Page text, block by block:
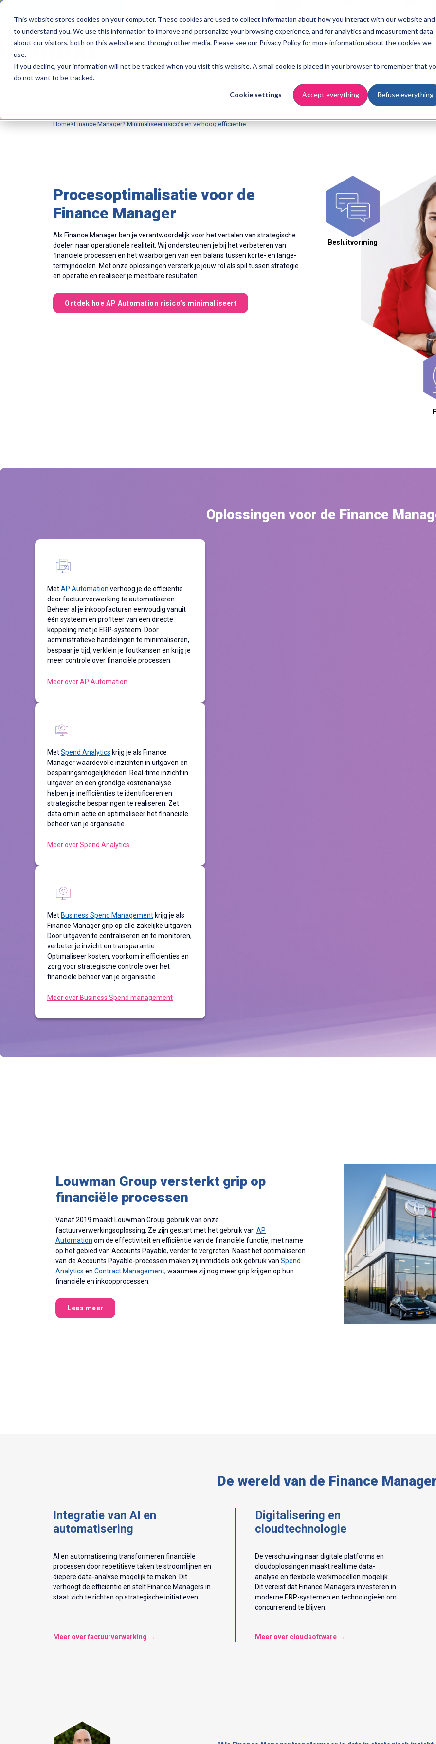
This website stores cookies on your computer. These cookies are used to collect information about how you interact with our website and
to understand you. We use this information to improve and personalize your browsing experience, and for analytics and measurement data
about our visitors, both on this website and through other media. Please see our Privacy Policy for more information about the cookies we
use.
If you decline, your information will not be tracked when you visit this website. A small cookie is placed in your browser to remember that
do not want to be tracked.
Cookie settings Accept everything Refuse everything
Home>Finance Manager? Minimaliseer risico’s en verhoog efficiëntie
Procesoptimalisatie voor de
Finance Manager
Als Finance Manager ben je verantwoordelijk voor het vertalen van strategische
doelen naar operationele realiteit. Wij ondersteunen je bij het verbeteren van
financiële processen en het waarborgen van een balans tussen korte- en lange-
termijndoelen. Met onze oplossingen versterk je jouw rol als spil tussen strategie
en operatie en realiseer je meetbare resultaten.
Ontdek hoe AP Automation risico’s minimaliseert
Besluitvorming
Oplossingen voor de Finance
MetAP Automation verhoog je de efficiëntie
door factuurverwerking te automatiseren.
Beheer al je inkoopfacturen eenvoudig vanuit
één systeem en profiteer van een directe
koppeling met je ERP-systeem. Door
administratieve handelingen te minimaliseren,
bespaar je tijd, verklein je foutkansen en krijg je
meer controle over financiële processen.
Meer over AP Automation
MetSpend Analytics krijg je als Finance
Manager waardevolle inzichten in uitgaven en
besparingsmogelijkheden. Real-time inzicht in
uitgaven en een grondige kostenanalyse
helpen je inefficiënties te identificeren en
strategische besparingen te realiseren. Zet
data om in actie en optimaliseer het financiële
beheer van je organisatie.
Meer over Spend Analytics
Met Business Spend Management krijg je als
Finance Manager grip op alle zakelijke uitgaven.
Door uitgaven te centraliseren en te monitoren,
verbeter je inzicht en transparantie.
Optimaliseer kosten, voorkom inefficiënties en
zorg voor strategische controle over het
financiële beheer van je organisatie.
Meer over Business Spend management
Louwman Group versterkt grip op
financiële processen
Vanaf 2019 maakt Louwman Group gebruik van onze
factuurverwerkingsoplossing. Ze zijn gestart met het gebruik van AP
Automation om de effectiviteit en efficiëntie van de financiële functie, met name
op het gebied van Accounts Payable, verder te vergroten. Naast het optimaliseren
van de Accounts Payable-processen maken zij inmiddels ook gebruik van Spend
Analytics en Contract Management, waarmee zij nog meer grip krijgen op hun
financiële en inkoopprocessen.
Lees meer
De wereld van de Finance
Integratie van AI en
automatisering
AI en automatisering transformeren financiële
processen door repetitieve taken te stroomlijnen en
diepere data-analyse mogelijk te maken. Dit
verhoogt de efficiëntie en stelt Finance Managers in
staat zich te richten op strategische initiatieven.
Meer over factuurverwerking →
Digitalisering en
cloudtechnologie
De verschuiving naar digitale platforms en
cloudoplossingen maakt realtime data-
analyse en flexibele werkmodellen mogelijk.
Dit vereist dat Finance Managers investeren in
moderne ERP-systemen en technologieën om
concurrerend te blijven.
Meer over cloudsoftware →